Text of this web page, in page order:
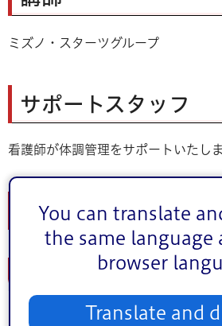
You can translate
the same language
browser
Translate and
ミズノ・スターツグループ
サポートスタッフ
看護師が体調管理をサポートいたしま
参加までの流れ
はじめて参加する方
申し込みフォームから申し込み